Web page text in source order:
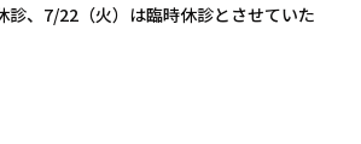
診、7/22（火）は臨時休診とさせていた